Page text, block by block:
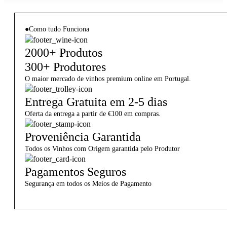
●Como tudo Funciona
2000+ Produtos
300+ Produtores
O maior mercado de vinhos premium online em Portugal.
Entrega Gratuita em 2-5 dias
Oferta da entrega a partir de €100 em compras.
Proveniência Garantida
Todos os Vinhos com Origem garantida pelo Produtor
Pagamentos Seguros
Segurança em todos os Meios de Pagamento